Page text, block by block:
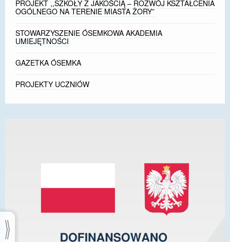
PROJEKT ,,SZKOŁY Z JAKOŚCIĄ – ROZWÓJ KSZTAŁCENIA
OGÓLNEGO NA TERENIE MIASTA ŻORY”
STOWARZYSZENIE ÓSEMKOWA AKADEMIA
UMIEJĘTNOŚCI
GAZETKA ÓSEMKA
PROJEKTY UCZNIÓW